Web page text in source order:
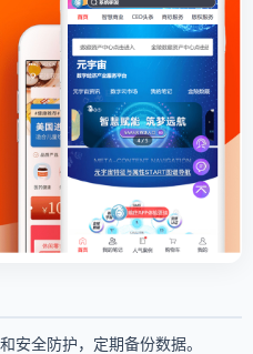
安全防护，定期备份数据。